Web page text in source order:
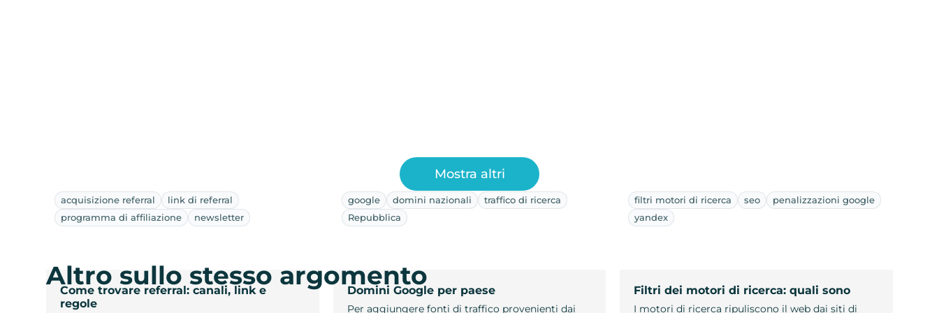
acquisizione referral
link di referral
programma di affiliazione
newsletter
Come trovare referral: canali, link e
regole
google domini nazionali
traffico di ricerca
Repubblica
Domini Google per paese
Per aggiungere fonti di traffico provenienti dai
filtri motori di ricerca seo
penalizzazioni google
yandex
Filtri dei motori di ricerca: quali sono
I motori di ricerca ripuliscono il web dai siti di
Mostra altri
Altro sullo stesso argomento